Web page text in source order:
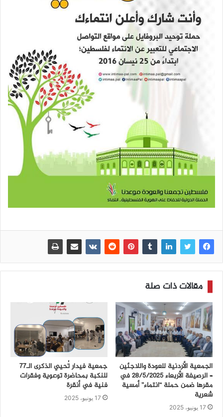
مقالات ذات صلة
الجمعية الأردنية للعودة واللاجئين
– الرصيفة الأربعاء ٢٨/٥/٢٠٢٥ في
مقرها ضمن حملة “انتماء” أمسية
شعرية
17 يونيو، 2025
جمعية فيدار تُحيي الذكرى الـ77
للنكبة بمحاضرة توعوية وفقرات
فنية في أنقرة
17 يونيو، 2025